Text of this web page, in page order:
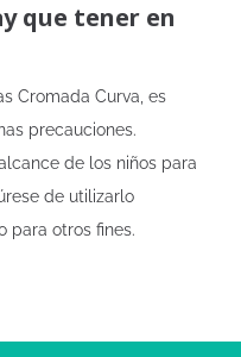
que tener en
Cromada Curva, es
precauciones.
de los niños para
de utilizarlo
para otros fines.